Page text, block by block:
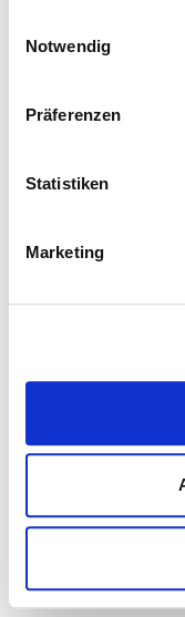
Notwendig
Präferenzen
Statistiken
Marketing